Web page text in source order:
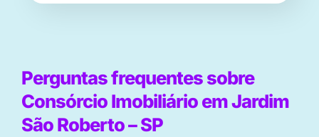
Perguntas frequentes sobre
Consórcio Imobiliário em Jardim
São Roberto – SP